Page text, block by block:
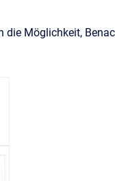
die Möglichkeit,